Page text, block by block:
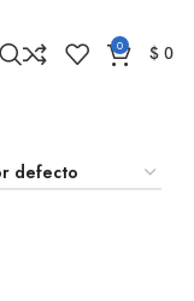
0 $ 0